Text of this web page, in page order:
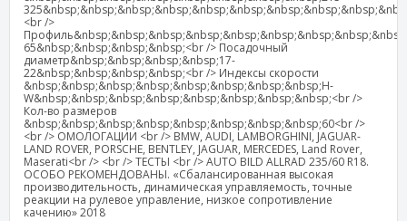
<br />
65&nbsp;&nbsp;&nbsp;&nbsp;<br /> Посадочный
диаметр&nbsp;&nbsp;&nbsp;&nbsp;17-
22&nbsp;&nbsp;&nbsp;&nbsp;<br /> Индексы скорости
&nbsp;&nbsp;&nbsp;&nbsp;&nbsp;&nbsp;&nbsp;&nbsp;H-
W&nbsp;&nbsp;&nbsp;&nbsp;&nbsp;&nbsp;&nbsp;&nbsp;<br />
Кол-во размеров
&nbsp;&nbsp;&nbsp;&nbsp;&nbsp;&nbsp;&nbsp;&nbsp;60<br />
<br /> ОМОЛОГАЦИИ <br /> BMW, AUDI, LAMBORGHINI, JAGUAR-
LAND ROVER, PORSCHE, BENTLEY, JAGUAR, MERCEDES, Land Rover,
Maserati<br /> <br /> ТЕСТЫ <br /> AUTO BILD ALLRAD 235/60 R18.
ОСОБО РЕКОМЕНДОВАНЫ. «Сбалансированная высокая
производительность, динамическая управляемость, точные
реакции на рулевое управление, низкое сопротивление
качению» 2018